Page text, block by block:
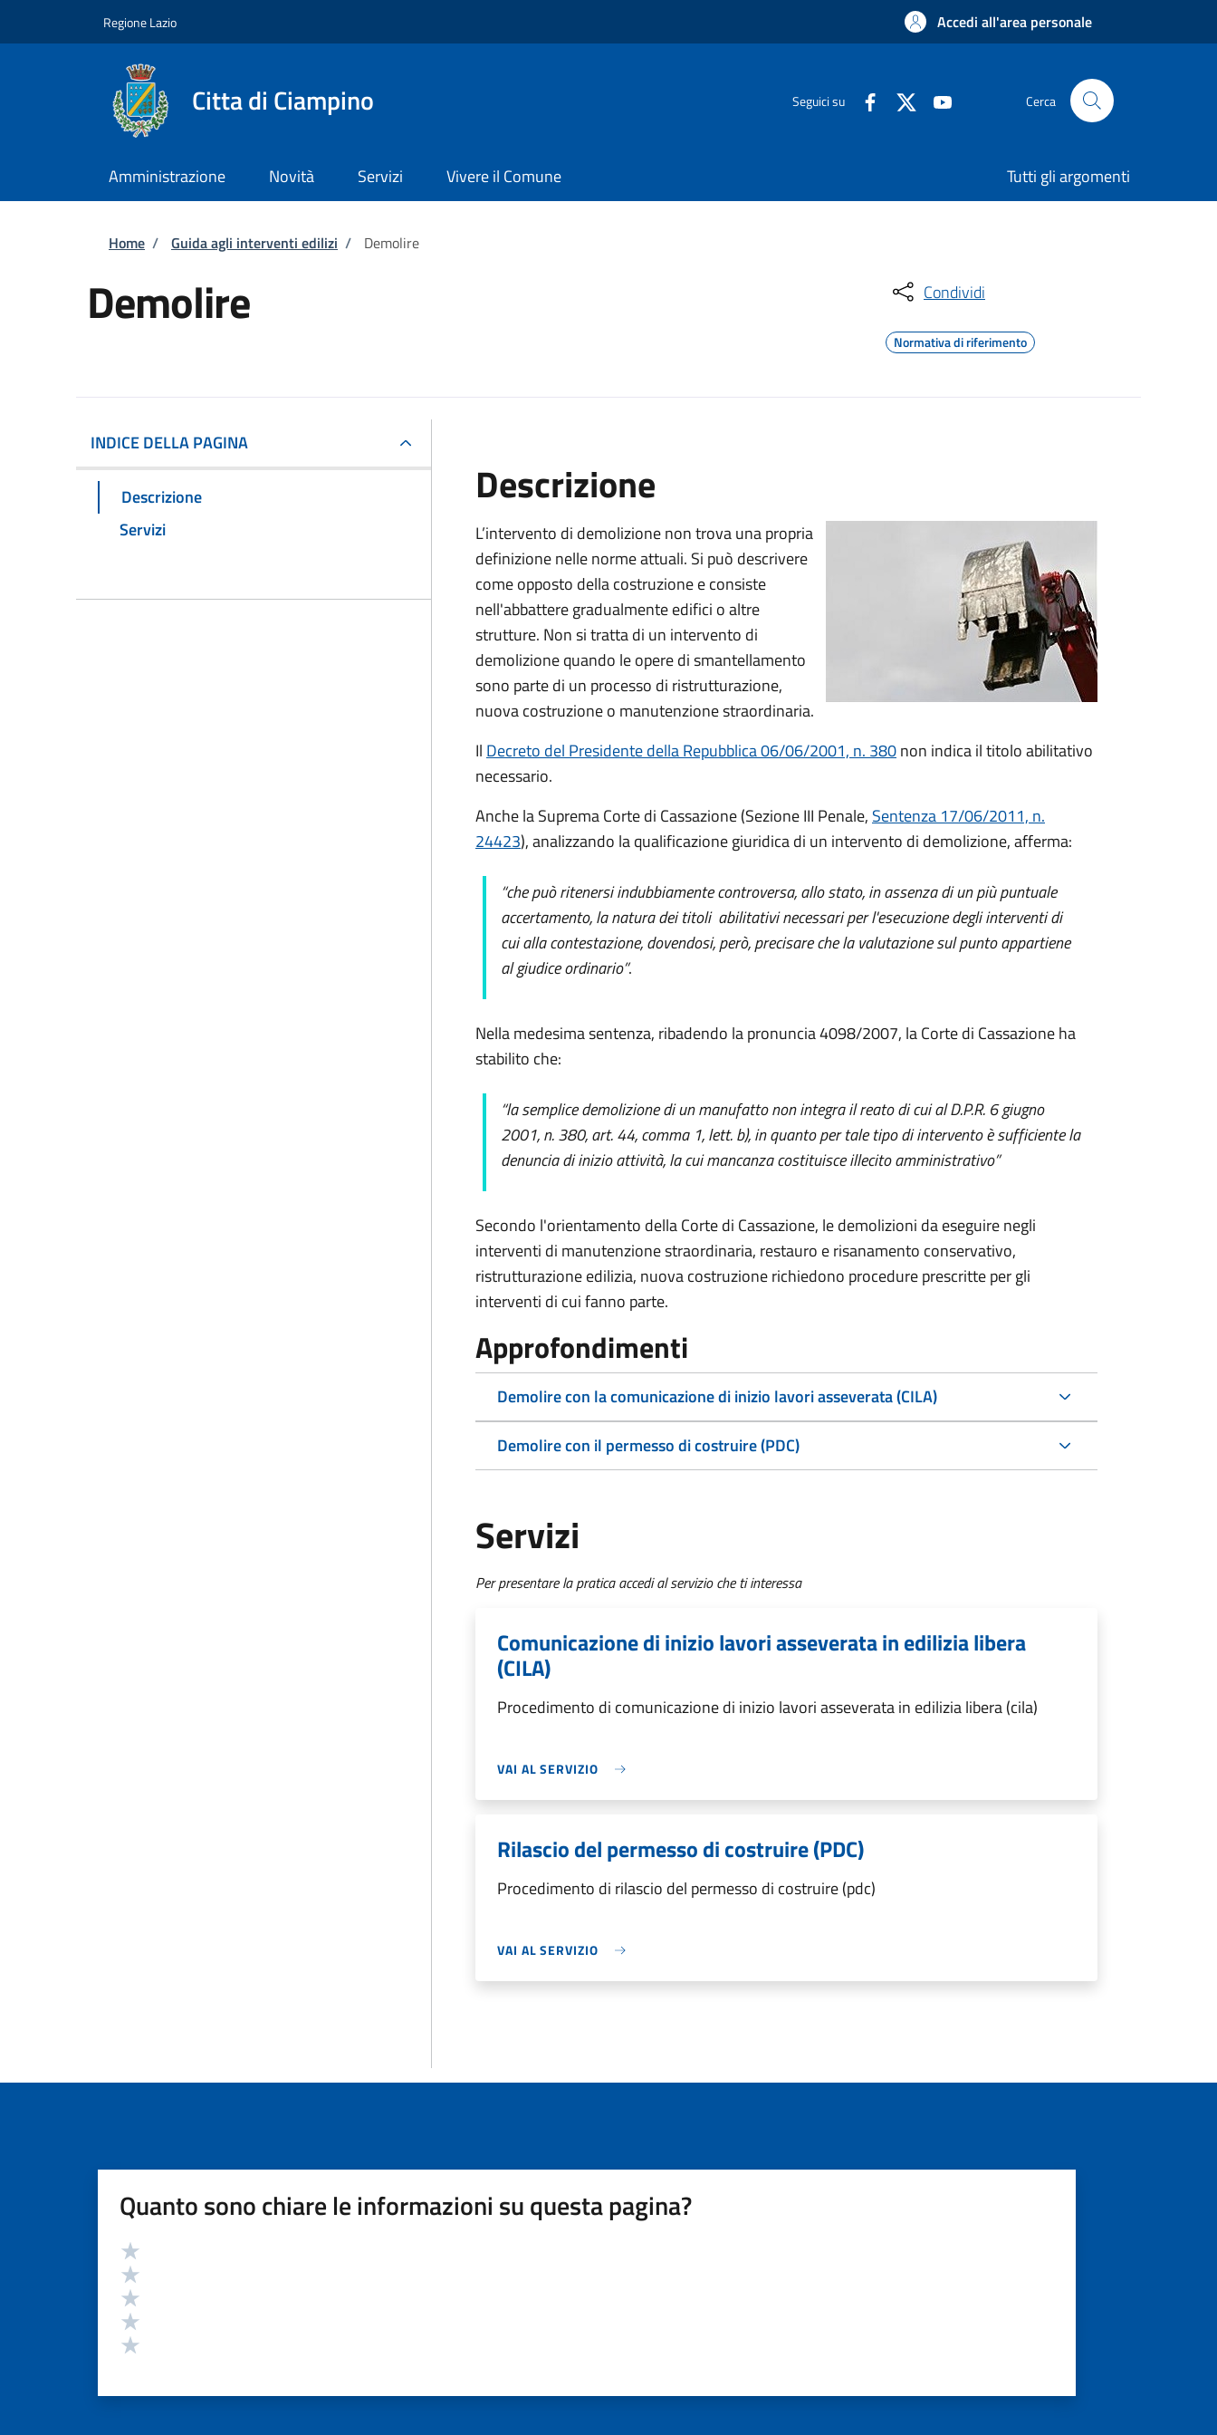
Regione Lazio Accedi all'area personale
Citta di Ciampino Seguici su Cerca
Amministrazione Novità Servizi Vivere il Comune Tutti gli argomenti
Briciole di pane
Home / Guida agli interventi edilizi / Demolire
Demolire Condividi
Normativa di riferimento
INDICE DELLA PAGINA
Descrizione
Servizi
Descrizione
L’intervento di demolizione non trova una propria
definizione nelle norme attuali. Si può descrivere
come opposto della costruzione e consiste
nell'abbattere gradualmente edifici o altre
strutture. Non si tratta di un intervento di
demolizione quando le opere di smantellamento
sono parte di un processo di ristrutturazione,
nuova costruzione o manutenzione straordinaria.
Il Decreto del Presidente della Repubblica 06/06/2001, n. 380non indica il titolo abilitativo
necessario.
Anche la Suprema Corte di Cassazione (Sezione III Penale, Sentenza 17/06/2011, n.
24423), analizzando la qualificazione giuridica di un intervento di demolizione, afferma:
“che può ritenersi indubbiamente controversa, allo stato, in assenza di un più puntuale
accertamento, la natura dei titoli abilitativi necessari per l'esecuzione degli interventi di
cui alla contestazione, dovendosi, però, precisare che la valutazione sul punto appartiene
al giudice ordinario”.
Nella medesima sentenza, ribadendo la pronuncia 4098/2007, la Corte di Cassazione ha
stabilito che:
“la semplice demolizione di un manufatto non integra il reato di cui al D.P.R. 6 giugno
2001, n. 380, art. 44, comma 1, lett. b), in quanto per tale tipo di intervento è sufficiente la
denuncia di inizio attività, la cui mancanza costituisce illecito amministrativo”
Secondo l'orientamento della Corte di Cassazione, le demolizioni da eseguire negli
interventi di manutenzione straordinaria, restauro e risanamento conservativo,
ristrutturazione edilizia, nuova costruzione richiedono procedure prescritte per gli
interventi di cui fanno parte.
Approfondimenti
Demolire con la comunicazione di inizio lavori asseverata (CILA)
Demolire con il permesso di costruire (PDC)
Servizi
Per presentare la pratica accedi al servizio che ti interessa
Comunicazione di inizio lavori asseverata in edilizia libera
(CILA)
Procedimento di comunicazione di inizio lavori asseverata in edilizia libera (cila)
VAI AL SERVIZIO
Rilascio del permesso di costruire (PDC)
Procedimento di rilascio del permesso di costruire (pdc)
VAI AL SERVIZIO
Quanto sono chiare le informazioni su questa pagina?
Valutazione